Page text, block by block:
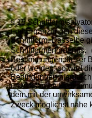
§ 15 Schriftform/
und Ergänzungen
Schriftform. Dasselbe
Schriftformerfordernis.
Bestimmungen dieser
oder werden, so wird
Bedingungen
unwirksamen
dem mit der
Zweck möglichst